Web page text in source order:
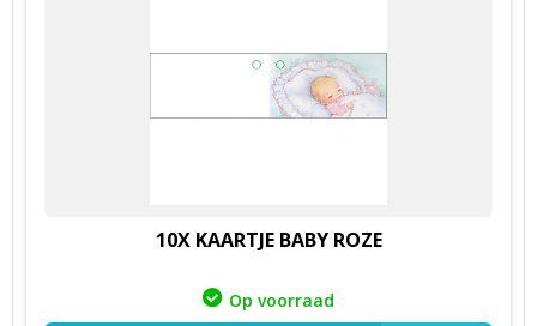
10X KAARTJE BABY ROZE
Op voorraad